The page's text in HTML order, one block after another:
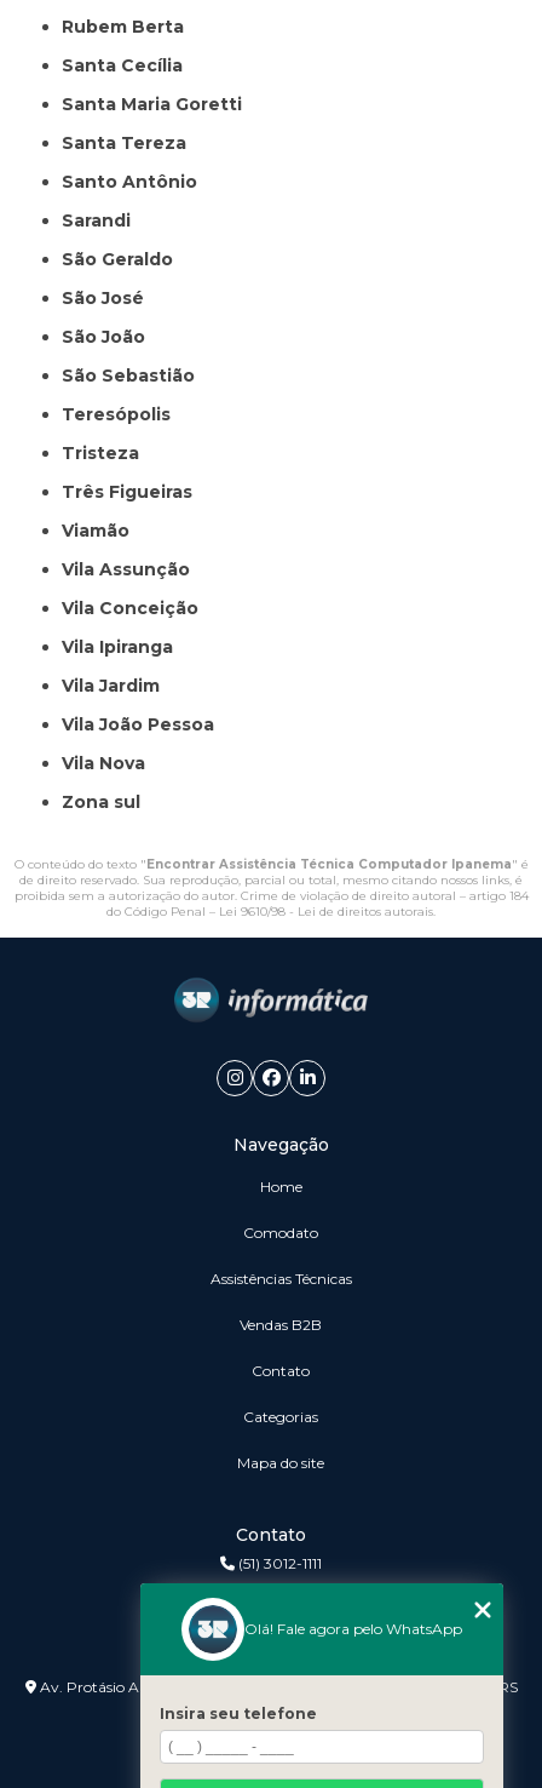
Rubem Berta
Santa Cecília
Santa Maria Goretti
Santa Tereza
Santo Antônio
Sarandi
São Geraldo
São José
São João
São Sebastião
Teresópolis
Tristeza
Três Figueiras
Viamão
Vila Assunção
Vila Conceição
Vila Ipiranga
Vila Jardim
Vila João Pessoa
Vila Nova
Zona sul
O conteúdo do texto "Encontrar Assistência Técnica Computador Ipanema" é
de direito reservado. Sua reprodução, parcial ou total, mesmo citando nossos links, é
proibida sem a autorização do autor. Crime de violação de direito autoral – artigo 184
do Código Penal – Lei 9610/98 - Lei de direitos autorais.
Navegação
Home
Comodato
Assistências Técnicas
vendas B2B
Contato
Categorias
Mapa do site
Contato
(51) 3012-1111
Endereço
Av. Protásio Alves nº 3240 Lojas 7 e 8 - Petrópolis - Porto Alegre - RS
- 90410-007
Olá! Fale agora pelo WhatsApp
Insira seu telefone